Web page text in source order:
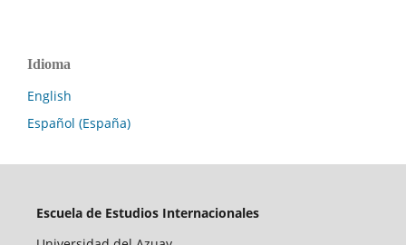
Idioma
English
Español (España)
Escuela de Estudios Internacionales